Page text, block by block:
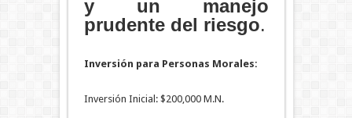
y un manejo
prudente del riesgo.
Inversión para Personas Morales:
Inversión Inicial: $200,000 M.N.